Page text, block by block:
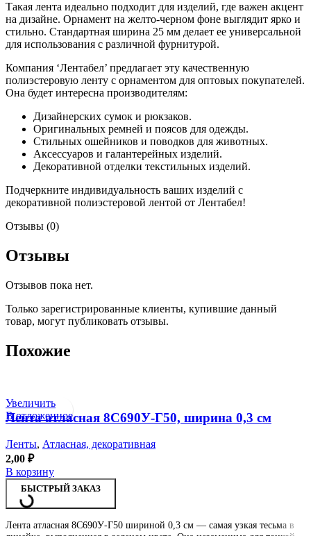
Такая лента идеально подходит для изделий, где важен акцент
на дизайне. Орнамент на желто-черном фоне выглядит ярко и
стильно. Стандартная ширина 25 мм делает ее универсальной
для использования с различной фурнитурой.
Компания ‘Лентабел’ предлагает эту качественную
полиэстеровую ленту с орнаментом для оптовых покупателей.
Она будет интересна производителям:
Дизайнерских сумок и рюкзаков.
Оригинальных ремней и поясов для одежды.
Стильных ошейников и поводков для животных.
Аксессуаров и галантерейных изделий.
Декоративной отделки текстильных изделий.
Подчеркните индивидуальность ваших изделий с
декоративной полиэстеровой лентой от Лентабел!
Отзывы (0)
Отзывы
Отзывов пока нет.
Только зарегистрированные клиенты, купившие данный
товар, могут публиковать отзывы.
Похожие
Увеличить
В отложенное
Лента атласная 8С690У-Г50, ширина 0,3 см
Ленты, Атласная, декоративная
2,00 ₽
В корзину
БЫСТРЫЙ ЗАКАЗ
Лента атласная 8С690У-Г50 шириной 0,3 см — самая узкая тесьма в